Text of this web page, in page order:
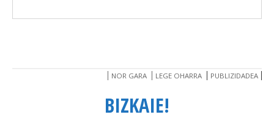
NOR GARA LEGE OHARRA PUBLIZIDADEA
BIZKAIE!